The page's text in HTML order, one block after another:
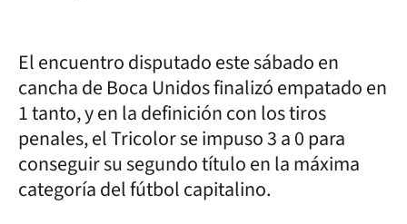
El encuentro disputado este sábado en
cancha de Boca Unidos finalizó empatado en
1 tanto, y en la definición con los tiros
penales, el Tricolor se impuso 3 a 0 para
conseguir su segundo título en la máxima
categoría del fútbol capitalino.